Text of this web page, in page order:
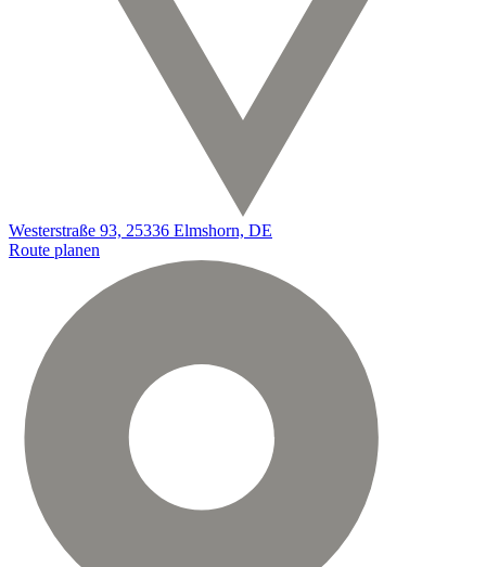
Westerstraße 93, 25336 Elmshorn, DE
Route planen